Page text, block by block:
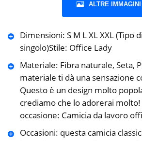
ALTRE IMMAGINI
Dimensioni: S M L XL XXL (Tipo
singolo)Stile: Office Lady
Materiale: Fibra naturale, Seta,
materiale ti dà una sensazione
Questo è un design molto
crediamo che lo adorerai molto!
occasione: Camicia da lavoro
Occasioni: questa camicia